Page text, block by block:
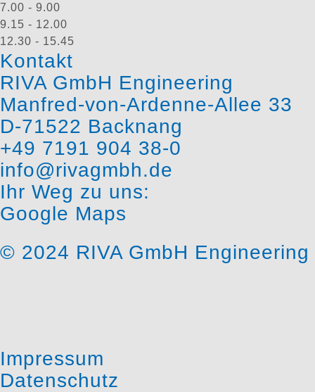
7.00 - 9.00
9.15 - 12.00
12.30 - 15.45
Kontakt
RIVA GmbH Engineering
Manfred-von-Ardenne-Allee 33
D-71522 Backnang
+49 7191 904 38-0
info@rivagmbh.de
Ihr Weg zu uns:
Google Maps
© 2024 RIVA GmbH Engineering
Impressum
Datenschutz